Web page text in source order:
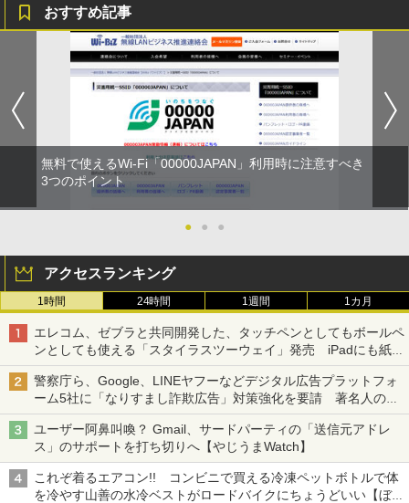
おすすめ記事
無料で使えるWi-Fi「00000JAPAN」利用時に注意すべき
3つのポイント
● ● ●
アクセスランキング
1時間 24時間 1週間 1カ月
エレコム、ゼブラと共同開発した、タッチペンとしてもボールペ
ンとしても使える「スタイラスツーウェイ」発売 iPadにも紙に
も、持ち替えずに書き込める
警察庁ら、Google、LINEヤフーなどデジタル広告プラットフォ
ーム5社に「なりすまし詐欺広告」対策強化を要請 著名人の写
真や映像を使った投資詐欺などへの対策として
ユーザー阿鼻叫喚？ Gmail、サードパーティの「送信元アドレ
ス」のサポートを打ち切りへ【やじうまWatch】
これぞ着るエアコン!! コンビニで買える冷凍ペットボトルで体
を冷やす山善の水冷ベストがロードバイクにちょうどいい【ぼっ